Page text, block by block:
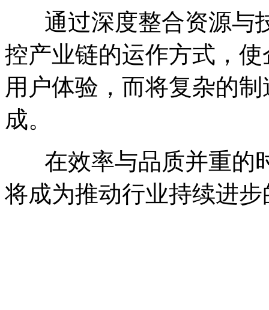
通过深度整合资源与
控产业链的运作方式，
用户体验，而将复杂的
成。
在效率与品质并重的
将成为推动行业持续进